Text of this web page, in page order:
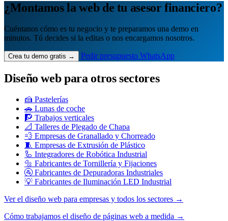
¿Montamos la web de tu asesor financiero?
Cuéntanos cómo es tu negocio y te preparamos una demo en
minutos. Tú decides si la editas o nos encargamos nosotros.
Crea tu demo gratis → Pedir presupuesto WhatsApp
Diseño web para otros sectores
🍰 Pastelerías
🚗 Lunas de coche
🧗 Trabajos verticales
📐 Talleres de Plegado de Chapa
💨 Empresas de Granallado y Chorreado
🧵 Empresas de Extrusión de Plástico
🦾 Integradores de Robótica Industrial
🔩 Fabricantes de Tornillería y Fijaciones
🚰 Fabricantes de Depuradoras Industriales
💡 Fabricantes de Iluminación LED Industrial
Ver el diseño web para empresas y todos los sectores →
Cómo trabajamos el diseño de páginas web a medida →